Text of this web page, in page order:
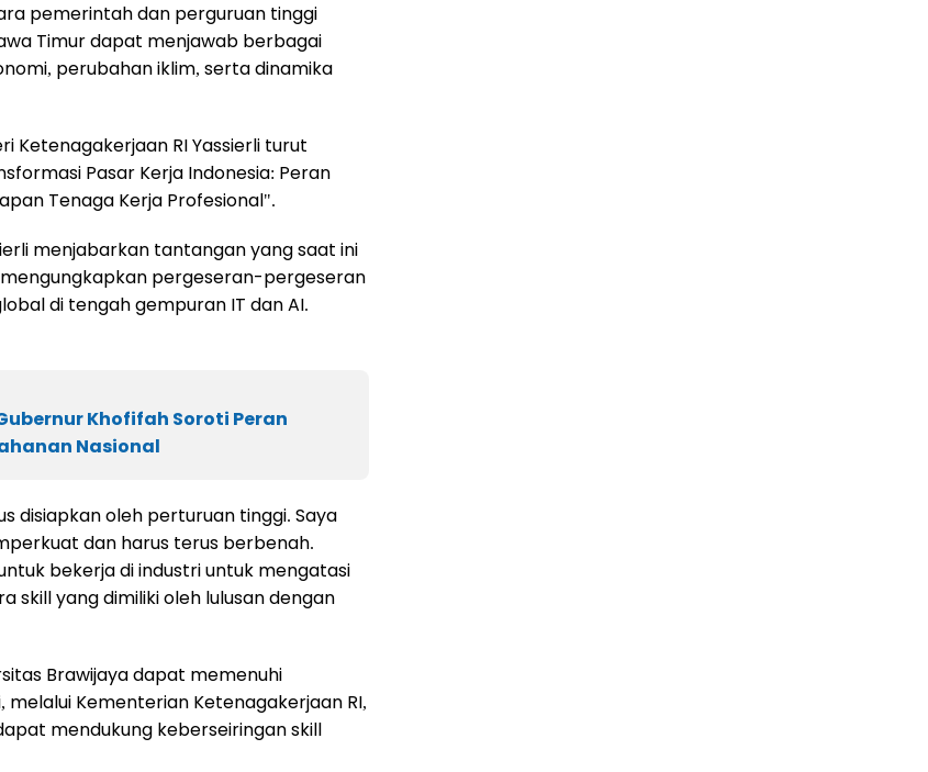
pemerintah dan perguruan tinggi
Timur dapat menjawab berbagai
perubahan iklim, serta dinamika
Ketenagakerjaan RI Yassierli turut
Pasar Kerja Indonesia: Peran
Tenaga Kerja Profesional".
menjabarkan tantangan yang saat ini
mengungkapkan pergeseran-pergeseran
di tengah gempuran IT dan AI.
Khofifah Soroti Peran
Nasional
disiapkan oleh perturuan tinggi. Saya
dan harus terus berbenah.
bekerja di industri untuk mengatasi
skill yang dimiliki oleh lulusan dengan
Brawijaya dapat memenuhi
Kementerian Ketenagakerjaan RI,
mendukung keberseiringan skill